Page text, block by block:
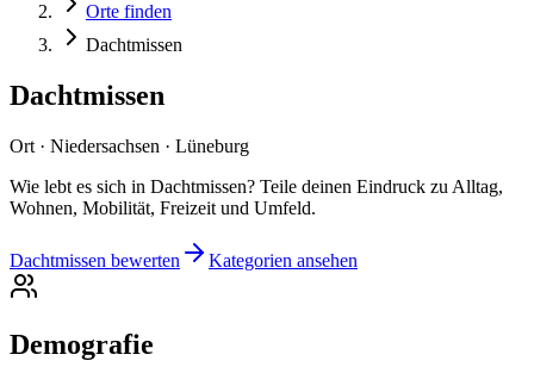
Orte finden
Dachtmissen
Dachtmissen
Ort · Niedersachsen · Lüneburg
Wie lebt es sich in Dachtmissen? Teile deinen Eindruck zu Alltag,
Wohnen, Mobilität, Freizeit und Umfeld.
Dachtmissen bewerten Kategorien ansehen
Demografie